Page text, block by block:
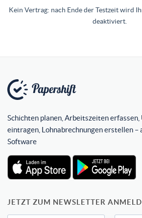
Kein Vertrag: nach Ende der Testzeit wird
deaktiviert.
Schichten planen, Arbeitszeiten
eintragen, Lohnabrechnungen erstellen –
Software
JETZT ZUM NEWSLETTER